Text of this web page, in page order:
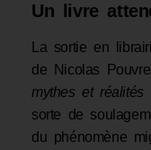
Un livre
La sortie en
de Nicolas
mythes et réalités
sorte de
du phénomène